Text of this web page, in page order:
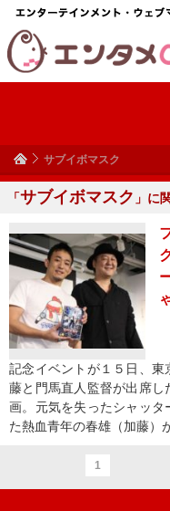
サブイボマスク
「サブイボマスク 」に
記念イベントが１５日、
藤と門馬直人監督が出席
画。元気を失ったシャッタ
た熱血青年の春雄（加藤）
1